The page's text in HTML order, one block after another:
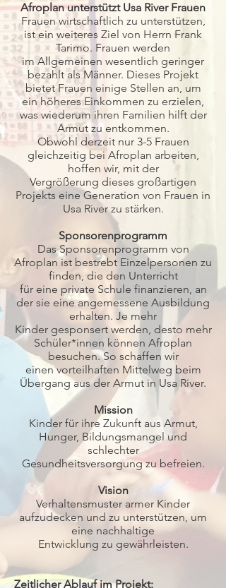
Afroplan unterstützt Usa River Frauen
Frauen wirtschaftlich zu unterstützen,
ist ein weiteres Ziel von Herrn Frank
Tarimo. Frauen werden
im Allgemeinen wesentlich geringer
bezahlt als Männer. Dieses Projekt
bietet Frauen einige Stellen an, um
ein höheres Einkommen zu erzielen,
was wiederum ihren Familien hilft der
Armut zu entkommen.
Obwohl derzeit nur 3-5 Frauen
gleichzeitig bei Afroplan arbeiten,
hoffen wir, mit der
Vergrößerung dieses großartigen
Projekts eine Generation von Frauen in
Usa River zu stärken.
Sponsorenprogramm
Das Sponsorenprogramm von
Afroplan ist bestrebt Einzelpersonen zu
finden, die den Unterricht
für eine private Schule finanzieren, an
der sie eine angemessene Ausbildung
erhalten. Je mehr
Kinder gesponsert werden, desto mehr
Schüler*innen können Afroplan
besuchen. So schaffen wir
einen vorteilhaften Mittelweg beim
Übergang aus der Armut in Usa River.
Mission
Kinder für ihre Zukunft aus Armut,
Hunger, Bildungsmangel und
schlechter
Gesundheitsversorgung zu befreien.
Vision
Verhaltensmuster armer Kinder
aufzudecken und zu unterstützen, um
eine nachhaltige
Entwicklung zu gewährleisten.
Zeitlicher Ablauf im Projekt: